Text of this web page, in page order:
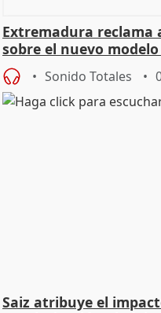
Extremadura reclama
sobre el nuevo
Sonido Totales
Saiz atribuye el